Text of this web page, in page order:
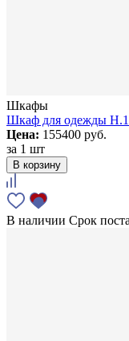
Шкафы
Шкаф для одежды
Цена: 155400 руб.
за 1 шт
В корзину
В наличии Срок